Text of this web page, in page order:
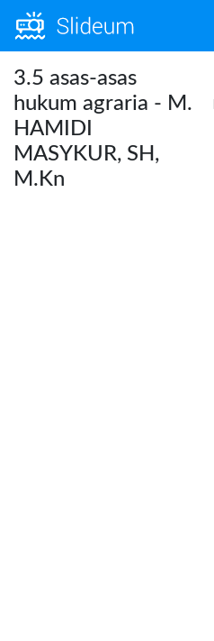
3.5 asas-asas
hukum agraria - M.
HAMIDI
MASYKUR, SH,
M.Kn